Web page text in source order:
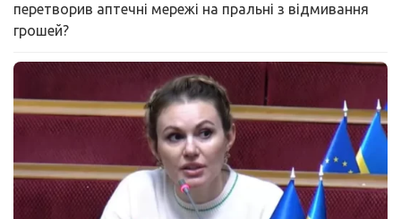
перетворив аптечні мережі на пральні з відмивання
грошей?